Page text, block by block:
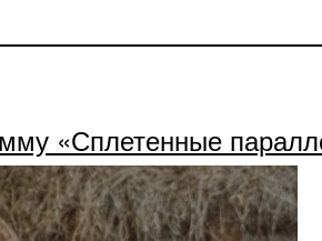
«Сплетенные